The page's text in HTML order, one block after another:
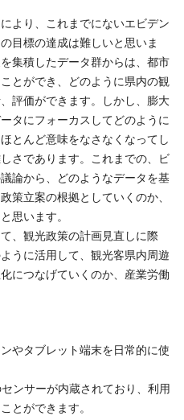
より、これまでにないエビデン
目標の達成は難しいと思いま
集積したデータ群からは、都市
とができ、どのように県内の観
評価ができます。しかし、膨大
タにフォーカスしてどのように
とんど意味をなさなくなってし
さであります。これまでの、ビ
論から、どのようなデータを基
策立案の根拠としていくのか、
思います。
、観光政策の計画見直しに際
うに活用して、観光客県内周遊
につなげていくのか、産業労働
やタブレット端末を日常的に使
ンサーが内蔵されており、利用
とができます。